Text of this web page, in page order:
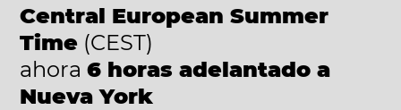
Central European Summer
Time (CEST)
ahora 6 horas adelantado a
Nueva York